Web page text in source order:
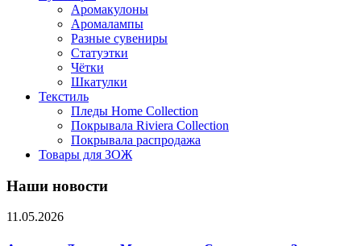
Аромакулоны
Аромалампы
Разные сувениры
Статуэтки
Чётки
Шкатулки
Текстиль
Пледы Home Collection
Покрывала Riviera Collection
Покрывала распродажа
Товары для ЗОЖ
Наши новости
11.05.2026